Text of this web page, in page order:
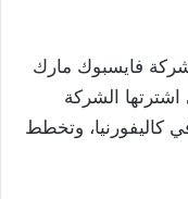
فايسبوك مارك
قناع التي اشترتها الشركة
كاليفورنيا، وتخطط